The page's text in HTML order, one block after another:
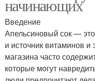
начинающих
Введение
Апельсиновый сок —
и источник витаминов и
магазина часто
которые могут